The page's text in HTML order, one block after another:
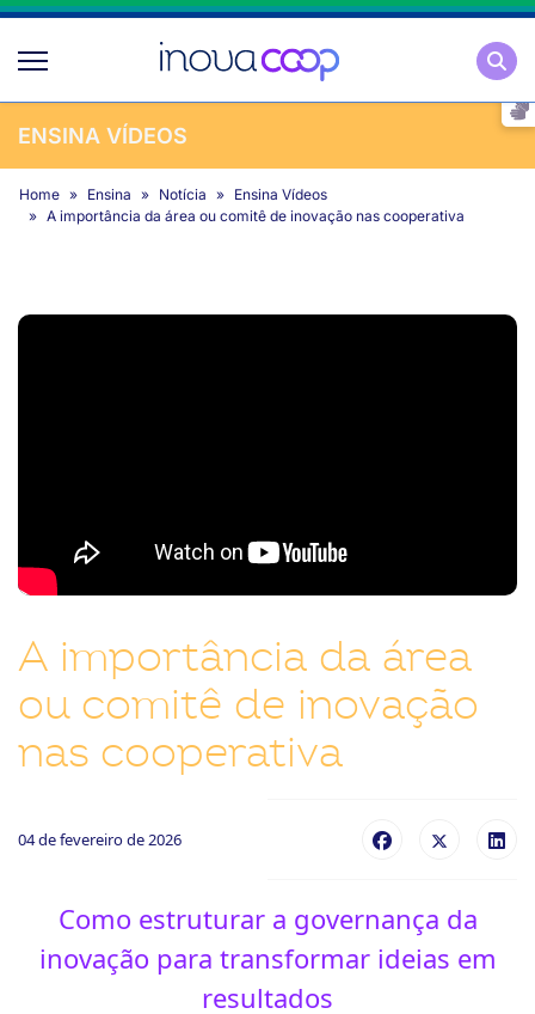
ENSINA VÍDEOS
Home Ensina Notícia
Ensina Vídeos
A importância da área ou comitê de inovação nas cooperativa
A importância da área
ou comitê de inovação
nas cooperativa
04 de fevereiro de 2026
Como estruturar a governança da
inovação para transformar ideias em
resultados